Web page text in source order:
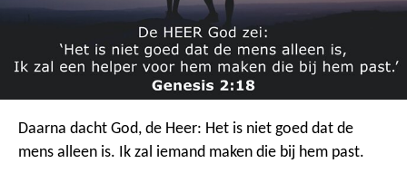
Daarna dacht God, de Heer: Het is niet goed dat de
mens alleen is. Ik zal iemand maken die bij hem past.